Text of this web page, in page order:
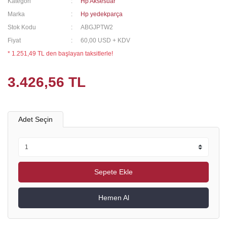
Marka
Hp yedekparça
Stok Kodu
ABGJPTW2
Fiyat
60,00 USD + KDV
* 1.251,49 TL den başlayan taksitlerle!
3.426,56 TL
Adet Seçin
Sepete Ekle
Hemen Al